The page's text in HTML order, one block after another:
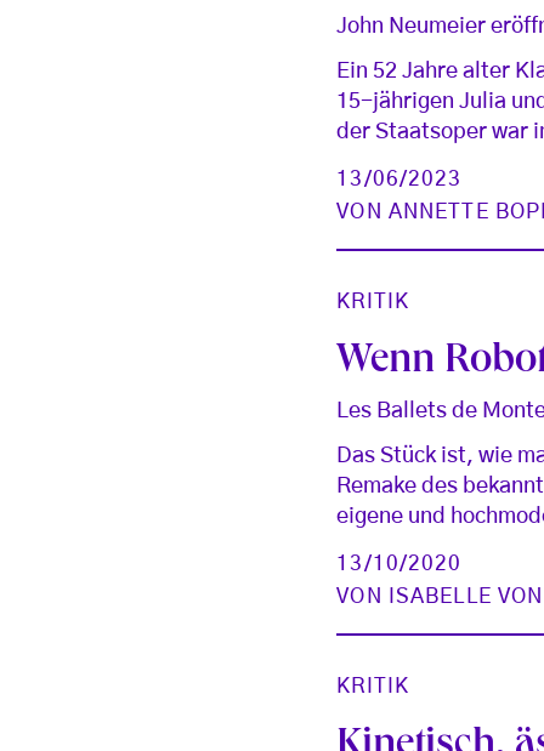
John Neumeier
Ein 52 Jahre alter
15-jährigen Julia
der Staatsoper war
13/06/2023
VON ANNETTE
KRITIK
Wenn
Les Ballets de
Das Stück ist, wie
Remake des
eigene und
13/10/2020
VON
ISABELLE
KRITIK